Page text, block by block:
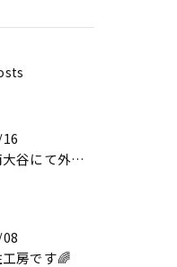
【町田市南大谷にて外壁塗装工事完工のお知らせ】
房です🌈